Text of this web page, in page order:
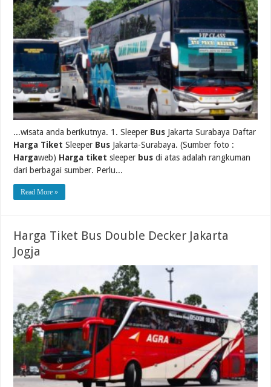
...wisata anda berikutnya. 1. Sleeper Bus Jakarta Surabaya Daftar
Harga Tiket Sleeper Bus Jakarta-Surabaya. (Sumber foto :
Hargaweb) Harga tiket sleeper bus di atas adalah rangkuman
dari berbagai sumber. Perlu...
Read More »
Harga Tiket Bus Double Decker Jakarta
Jogja